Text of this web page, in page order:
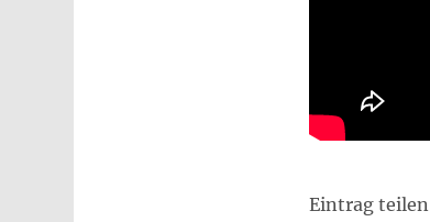
Eintrag teilen